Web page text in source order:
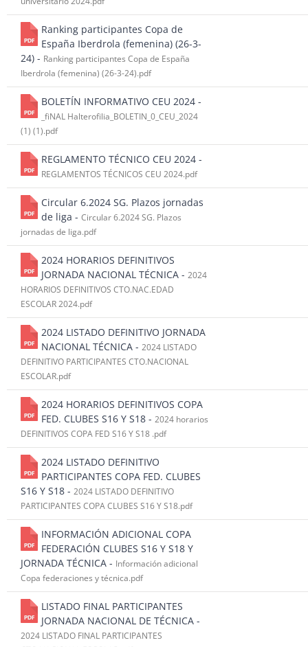
Ranking participantes Copa de
España Iberdrola (femenina) (26-3-
24) - Ranking participantes Copa de España
Iberdrola (femenina) (26-3-24).pdf
BOLETÍN INFORMATIVO CEU 2024 -
_fiNAL Halterofilia_BOLETIN_0_CEU_2024
(1) (1).pdf
REGLAMENTO TÉCNICO CEU 2024 -
REGLAMENTOS TÉCNICOS CEU 2024.pdf
Circular 6.2024 SG. Plazos jornadas
de liga - Circular 6.2024 SG. Plazos
jornadas de liga.pdf
2024 HORARIOS DEFINITIVOS
JORNADA NACIONAL TÉCNICA - 2024
HORARIOS DEFINITIVOS CTO.NAC.EDAD
ESCOLAR 2024.pdf
2024 LISTADO DEFINITIVO JORNADA
NACIONAL TÉCNICA - 2024 LISTADO
DEFINITIVO PARTICIPANTES CTO.NACIONAL
ESCOLAR.pdf
2024 HORARIOS DEFINITIVOS COPA
FED. CLUBES S16 Y S18 - 2024 horarios
DEFINITIVOS COPA FED S16 Y S18 .pdf
2024 LISTADO DEFINITIVO
PARTICIPANTES COPA FED. CLUBES
S16 Y S18 - 2024 LISTADO DEFINITIVO
PARTICIPANTES COPA CLUBES S16 Y S18.pdf
INFORMACIÓN ADICIONAL COPA
FEDERACIÓN CLUBES S16 Y S18 Y
JORNADA TÉCNICA - Información adicional
Copa federaciones y técnica.pdf
LISTADO FINAL PARTICIPANTES
JORNADA NACIONAL DE TÉCNICA -
2024 LISTADO FINAL PARTICIPANTES